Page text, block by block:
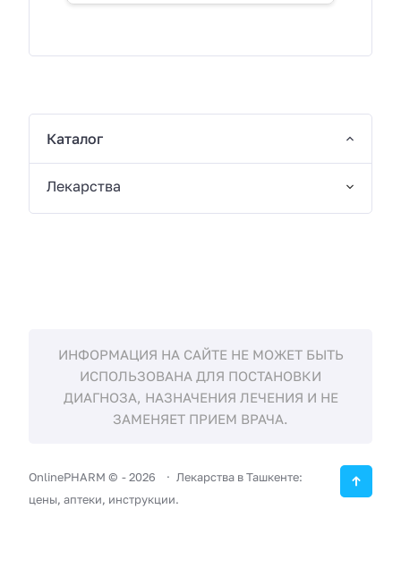
Каталог
Лекарства
ИНФОРМАЦИЯ НА САЙТЕ НЕ МОЖЕТ БЫТЬ
ИСПОЛЬЗОВАНА ДЛЯ ПОСТАНОВКИ
ДИАГНОЗА, НАЗНАЧЕНИЯ ЛЕЧЕНИЯ И НЕ
ЗАМЕНЯЕТ ПРИЕМ ВРАЧА.
OnlinePHARM © -2026
Лекарства в Ташкенте:
цены, аптеки, инструкции.